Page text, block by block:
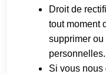
Droit de
tout moment
supprimer
personnelles.
Si vous nous